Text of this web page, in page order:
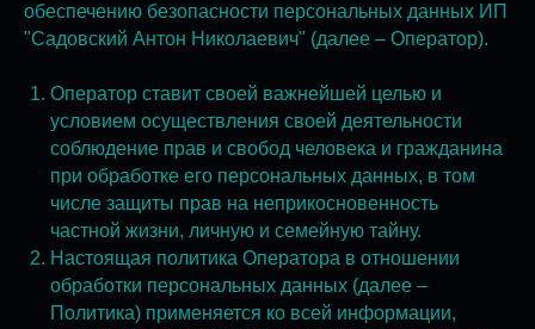
обеспечению безопасности персональных данных ИП
"Садовский Антон Николаевич" (далее – Оператор).
Оператор ставит своей важнейшей целью и
условием осуществления своей деятельности
соблюдение прав и свобод человека и гражданина
при обработке его персональных данных, в том
числе защиты прав на неприкосновенность
частной жизни, личную и семейную тайну.
Настоящая политика Оператора в отношении
обработки персональных данных (далее –
Политика) применяется ко всей информации,